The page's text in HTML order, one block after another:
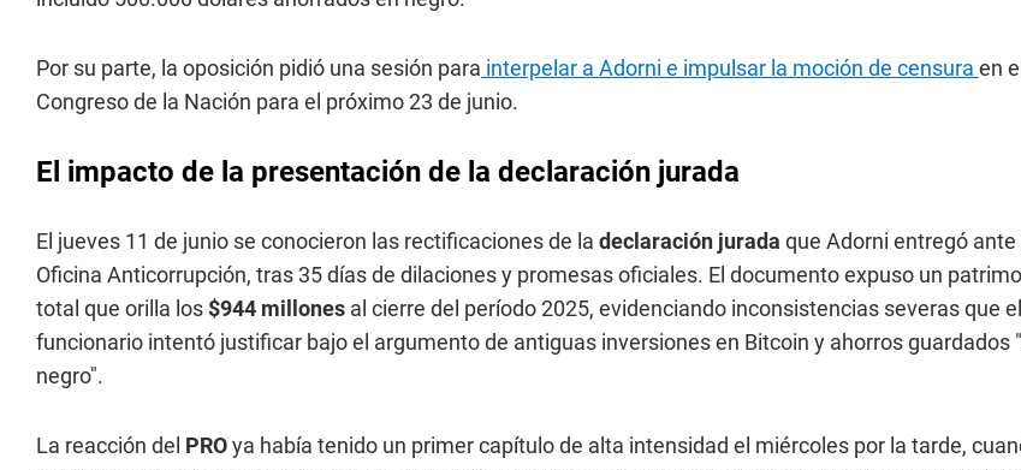
Por su parte, la oposición pidió una sesión para interpelar a Adorni e impulsar la moción de censura en el
Congreso de la Nación para el próximo 23 de junio.
El impacto de la presentación de la declaración jurada
El jueves 11 de junio se conocieron las rectificaciones de la declaración jurada que Adorni entregó ante
Oficina Anticorrupción, tras 35 días de dilaciones y promesas oficiales. El documento expuso un
total que orilla los $944 millones al cierre del período 2025, evidenciando inconsistencias severas que el
funcionario intentó justificar bajo el argumento de antiguas inversiones en Bitcoin y ahorros guardados
negro".
La reacción del PROya había tenido un primer capítulo de alta intensidad el miércoles por la tarde,